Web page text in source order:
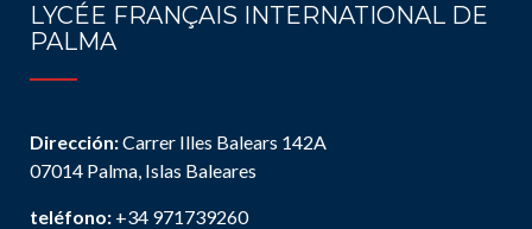
LYCÉE FRANÇAIS INTERNATIONAL DE
PALMA
Dirección:Carrer Illes Balears 142A
07014 Palma, Islas Baleares
teléfono: +34 971739260